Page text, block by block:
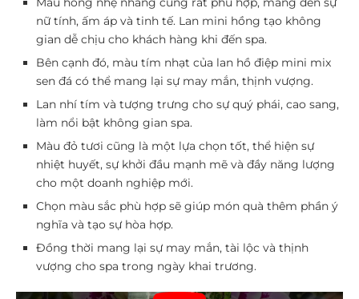
nữ tính, ấm áp và tinh tế. Lan mini hồng tạo không
gian dễ chịu cho khách hàng khi đến spa.
Bên cạnh đó, màu tím nhạt của lan hồ điệp mini mix
sen đá có thể mang lại sự may mắn, thịnh vượng.
Lan nhí tím và tượng trưng cho sự quý phái, cao sang,
làm nổi bật không gian spa.
Màu đỏ tươi cũng là một lựa chọn tốt, thể hiện sự
nhiệt huyết, sự khởi đầu mạnh mẽ và đầy năng lượng
cho một doanh nghiệp mới.
Chọn màu sắc phù hợp sẽ giúp món quà thêm phần ý
nghĩa và tạo sự hòa hợp.
Đồng thời mang lại sự may mắn, tài lộc và thịnh
vượng cho spa trong ngày khai trương.